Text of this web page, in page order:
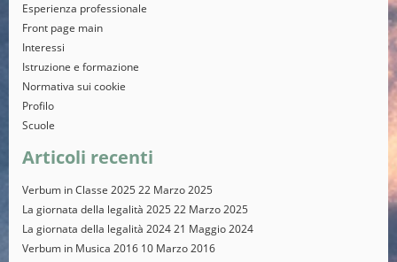
Esperienza professionale
Front page main
Interessi
Istruzione e formazione
Normativa sui cookie
Profilo
Scuole
Articoli recenti
Verbum in Classe 202522 Marzo 2025
La giornata della legalità 202522 Marzo 2025
La giornata della legalità 202421 Maggio 2024
Verbum in Musica 2016 10 Marzo 2016